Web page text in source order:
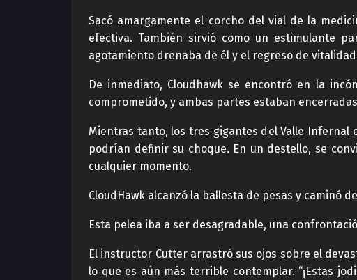
Sacó amargamente el corcho del vial de la
efectiva. También sirvió como un estimulante
agotamiento drenaba de él y el regreso de
De inmediato, Cloudhawk se encontró en la
comprometido, y ambas partes estaban
Mientras tanto, los tres gigantes del Valle Infernal
podrían definir su choque. En un destello, se
cualquier momento.
CloudHawk alcanzó la ballesta de pesas y caminó
Esta pelea iba a ser desagradable, una
El instructor Cutter arrastró sus ojos sobre el
lo que es aún más terrible contemplar. “¡Estas